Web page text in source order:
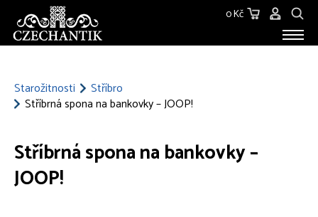
0 Kč
Starožitnosti
Stříbro
Stříbrná spona na bankovky – JOOP!
Stříbrná spona na bankovky –
JOOP!